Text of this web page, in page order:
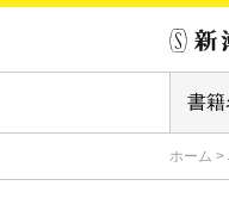
ホーム >